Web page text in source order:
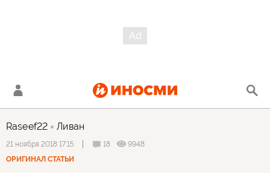
Raseef22 Ливан
21 ноября 2018 17:15 18
9948
ОРИГИНАЛ СТАТЬИ